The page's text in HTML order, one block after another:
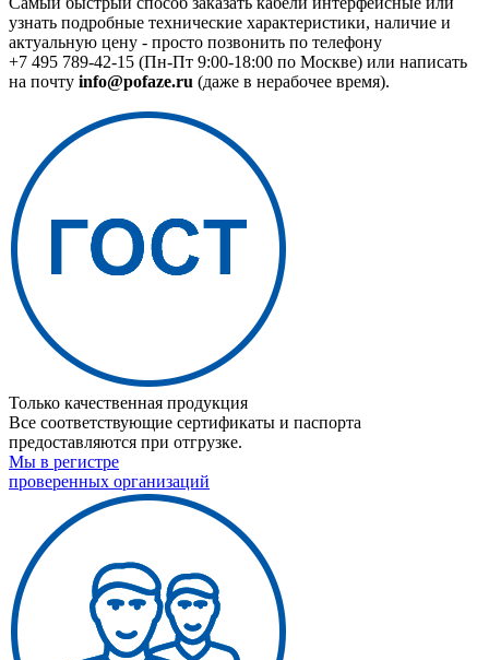
узнать подробные технические характеристики, наличие и
актуальную цену - просто позвонить по телефону
+7 495 789-42-15 (Пн-Пт 9:00-18:00 по Москве) или написать
на почту info@pofaze.ru (даже в нерабочее время).
Только качественная продукция
Все соответствующие сертификаты и паспорта
предоставляются при отгрузке.
Мы в регистре
проверенных организаций